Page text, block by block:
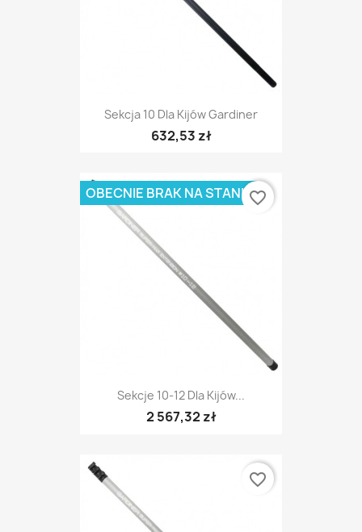
Sekcja 10 Dla Kijów Gardiner
632,53 zł
Sekcje 10-12 Dla Kijów...
2 567,32 zł
OBECNIE BRAK NA STANIEfavorite_border
favorite_border